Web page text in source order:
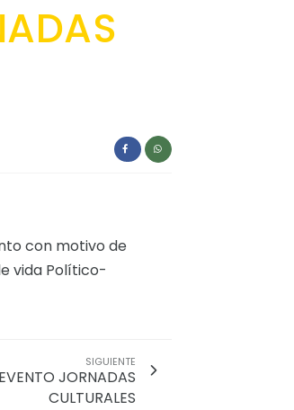
con motivo de
vida Político-
SIGUIENTE
JORNADAS
CULTURALES